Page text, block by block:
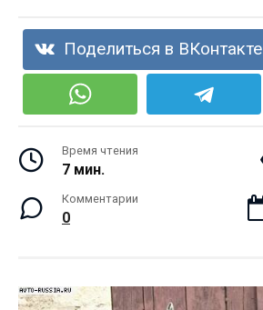
Поделиться в ВКонтакте
Время чтения
7 мин.
Комментарии
0